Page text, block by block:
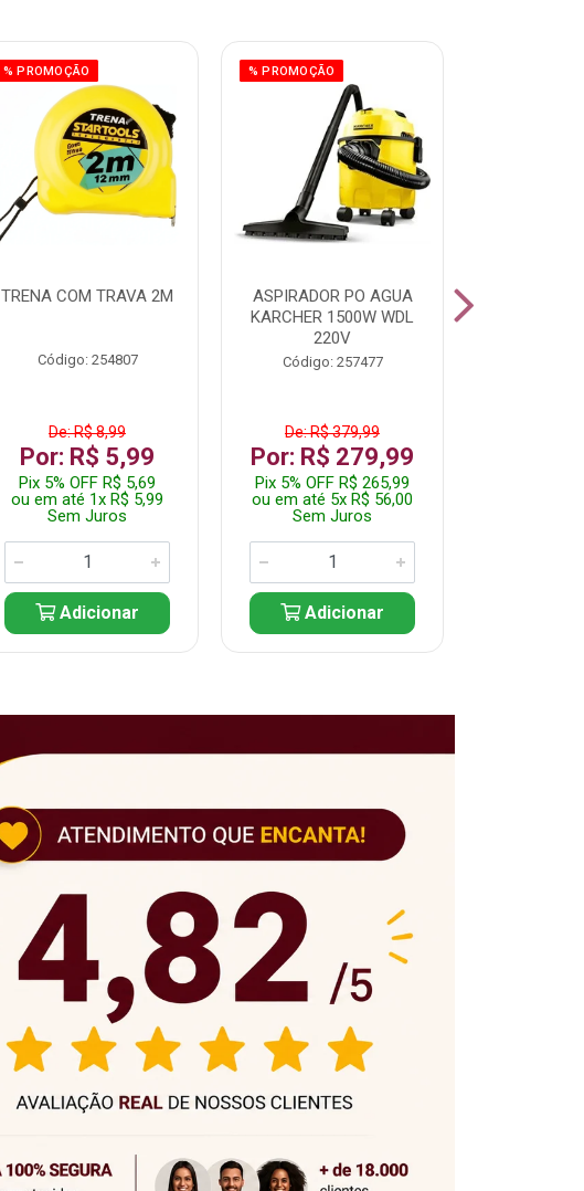
% PROMOÇÃO
TRENA COM TRAVA 2M
Código: 254807
De: R$ 8,99
Por: R$ 5,99
Pix 5% OFF R$ 5,69
ou em até 1x R$ 5,99
Sem Juros
Adicionar
% PROMOÇÃO
ASPIRADOR PO AGUA
KARCHER 1500W WDL
220V
Código: 257477
De: R$ 379,99
Por: R$ 279,99
Pix 5% OFF R$ 265,99
ou em até 5x R$ 56,00
Sem Juros
Adicionar